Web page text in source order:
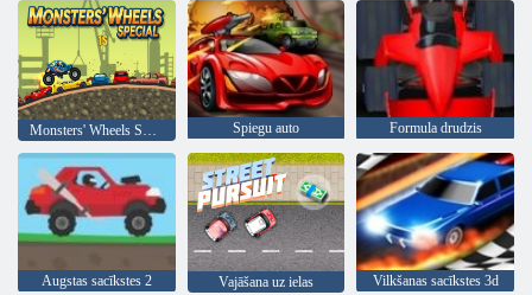
Spiegu auto Formula drudzis
Augstas sacīkstes 2 Vajāšana uz ielas Vilkšanas sacīkstes 3d